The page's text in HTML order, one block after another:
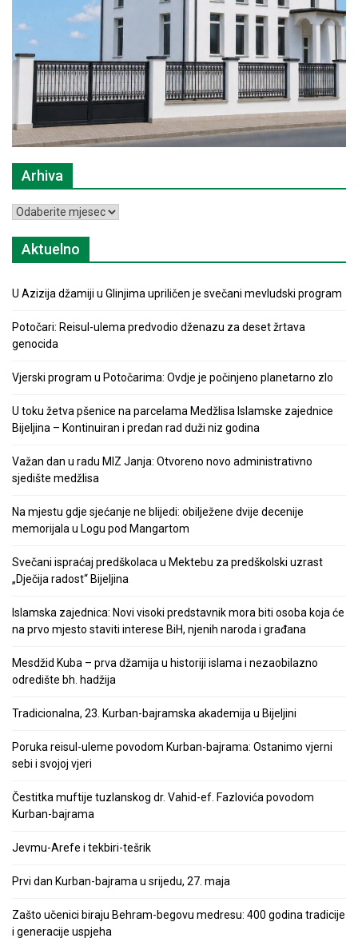
Arhiva
Arhiva
Aktuelno
U Azizija džamiji u Glinjima upriličen je svečani mevludski program
Potočari: Reisul-ulema predvodio dženazu za deset žrtava
genocida
Vjerski program u Potočarima: Ovdje je počinjeno planetarno zlo
U toku žetva pšenice na parcelama Medžlisa Islamske zajednice
Bijeljina – Kontinuiran i predan rad duži niz godina
Važan dan u radu MIZ Janja: Otvoreno novo administrativno
sjedište medžlisa
Na mjestu gdje sjećanje ne blijedi: obilježene dvije decenije
memorijala u Logu pod Mangartom
Svečani ispraćaj predškolaca u Mektebu za predškolski uzrast
„Dječija radost“ Bijeljina
Islamska zajednica: Novi visoki predstavnik mora biti osoba koja će
na prvo mjesto staviti interese BiH, njenih naroda i građana
Mesdžid Kuba – prva džamija u historiji islama i nezaobilazno
odredište bh. hadžija
Tradicionalna, 23. Kurban-bajramska akademija u Bijeljini
Poruka reisul-uleme povodom Kurban-bajrama: Ostanimo vjerni
sebi i svojoj vjeri
Čestitka muftije tuzlanskog dr. Vahid-ef. Fazlovića povodom
Kurban-bajrama
Jevmu-Arefe i tekbiri-tešrik
Prvi dan Kurban-bajrama u srijedu, 27. maja
Zašto učenici biraju Behram-begovu medresu: 400 godina tradicije
i generacije uspjeha